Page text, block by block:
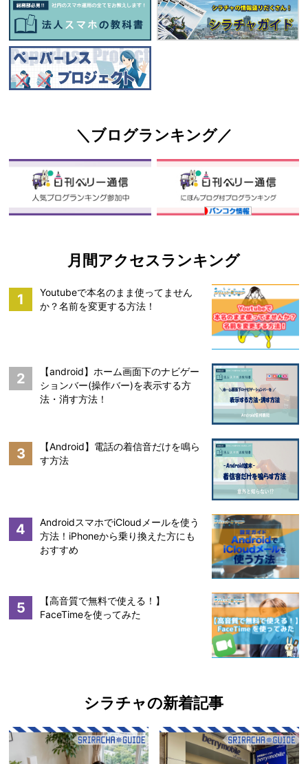
＼ブログランキング／
月間アクセスランキング
1
Youtubeで本名のまま使ってません
か？名前を変更する方法！
2
【android】ホーム画面下のナビゲー
ションバー(操作バー)を表示する方
法・消す方法！
3
【Android】電話の着信音だけを鳴ら
す方法
4
AndroidスマホでiCloudメールを使う
方法！iPhoneから乗り換えた方にも
おすすめ
5
【高音質で無料で使える！】
FaceTimeを使ってみた
シラチャの新着記事